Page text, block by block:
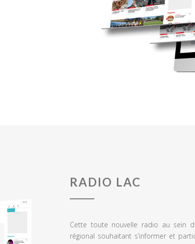
RADIO LAC
Cette toute nouvelle radio au sein
régional souhaitant s’informer et